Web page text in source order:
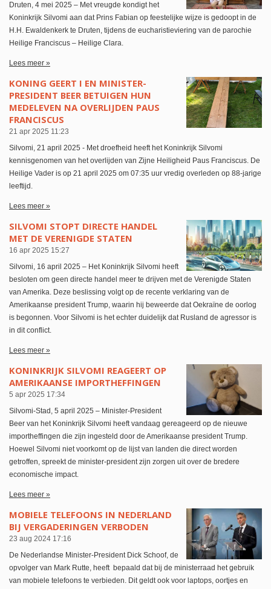
Druten, 4 mei 2025 – Met vreugde kondigt het
Koninkrijk Silvomi aan dat Prins Fabian op feestelijke wijze is gedoopt in de
H.H. Ewaldenkerk te Druten, tijdens de eucharistieviering van de parochie
Heilige Franciscus – Heilige Clara.
Lees meer »
KONING GEERT I EN MINISTER-
PRESIDENT BEER BETUIGEN HUN
MEDELEVEN NA OVERLIJDEN PAUS
FRANCISCUS
21 apr 2025 11:23
Silvomi, 21 april 2025 - Met droefheid heeft het Koninkrijk Silvomi
kennisgenomen van het overlijden van Zijne Heiligheid Paus Franciscus. De
Heilige Vader is op 21 april 2025 om 07:35 uur vredig overleden op 88-jarige
leeftijd.
Lees meer »
SILVOMI STOPT DIRECTE HANDEL
MET DE VERENIGDE STATEN
16 apr 2025 15:27
Silvomi, 16 april 2025 – Het Koninkrijk Silvomi heeft
besloten om geen directe handel meer te drijven met de Verenigde Staten
van Amerika. Deze beslissing volgt op de recente verklaring van de
Amerikaanse president Trump, waarin hij beweerde dat Oekraïne de oorlog
is begonnen. Voor Silvomi is het echter duidelijk dat Rusland de agressor is
in dit conflict.
Lees meer »
KONINKRIJK SILVOMI REAGEERT OP
AMERIKAANSE IMPORTHEFFINGEN
5 apr 2025 17:34
Silvomi-Stad, 5 april 2025 – Minister-President
Beer van het Koninkrijk Silvomi heeft vandaag gereageerd op de nieuwe
importheffingen die zijn ingesteld door de Amerikaanse president Trump.
Hoewel Silvomi niet voorkomt op de lijst van landen die direct worden
getroffen, spreekt de minister-president zijn zorgen uit over de bredere
economische impact.
Lees meer »
MOBIELE TELEFOONS IN NEDERLAND
BIJ VERGADERINGEN VERBODEN
23 aug 2024 17:16
De Nederlandse Minister-President Dick Schoof, de
opvolger van Mark Rutte, heeft bepaald dat bij de ministerraad het gebruik
van mobiele telefoons te verbieden. Dit geldt ook voor laptops, oortjes en